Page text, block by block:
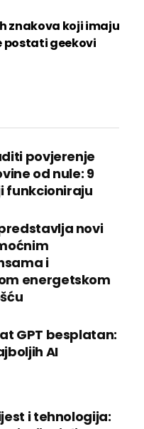
znakova koji imaju
postati geekovi
povjerenje
od nule: 9
funkcioniraju
novi
i
energetskom
GPT besplatan:
AI
i tehnologija: